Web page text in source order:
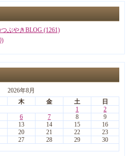
ぶやきBLOG (1261)
2026年8月
木 金 土
日
1
2
6 7 8
9
13 14 15
16
20 21 22
23
27 28 29
30